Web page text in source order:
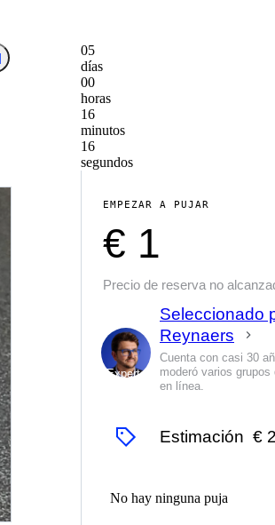
05
días
00
horas
16
minutos
16
segundos
EMPEZAR A PUJAR
€ 1
Precio de reserva no
Experto
Seleccionado
Reynaers
Cuenta con casi 30
moderó varios
en línea.
Estimación €
No hay ninguna puja